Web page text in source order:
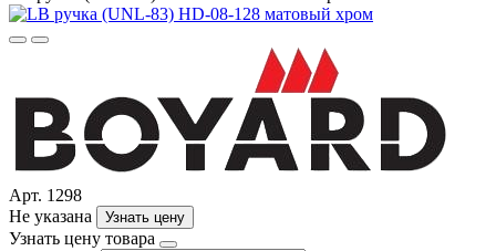
Арт. 1298
Не указана
Узнать цену
Узнать цену товара